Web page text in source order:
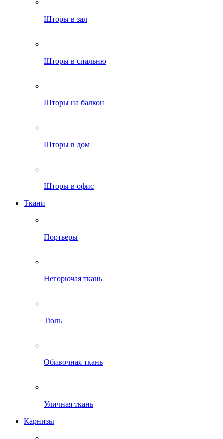
Шторы в зал
Шторы в спальню
Шторы на балкон
Шторы в дом
Шторы в офис
Ткани
Портьеры
Негорючая ткань
Тюль
Обивочная ткань
Уличная ткань
Карнизы